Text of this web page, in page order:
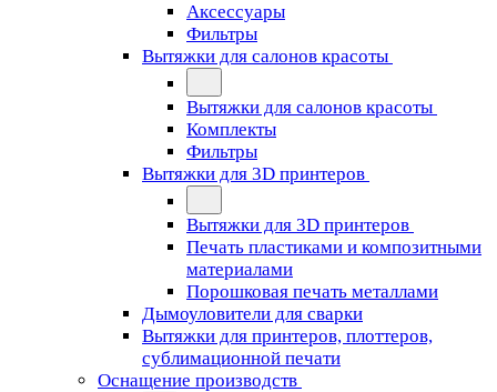
Аксессуары
Фильтры
Вытяжки для салонов красоты
Вытяжки для салонов красоты
Комплекты
Фильтры
Вытяжки для 3D принтеров
Вытяжки для 3D принтеров
Печать пластиками и композитными
материалами
Порошковая печать металлами
Дымоуловители для сварки
Вытяжки для принтеров, плоттеров,
сублимационной печати
Оснащение производств